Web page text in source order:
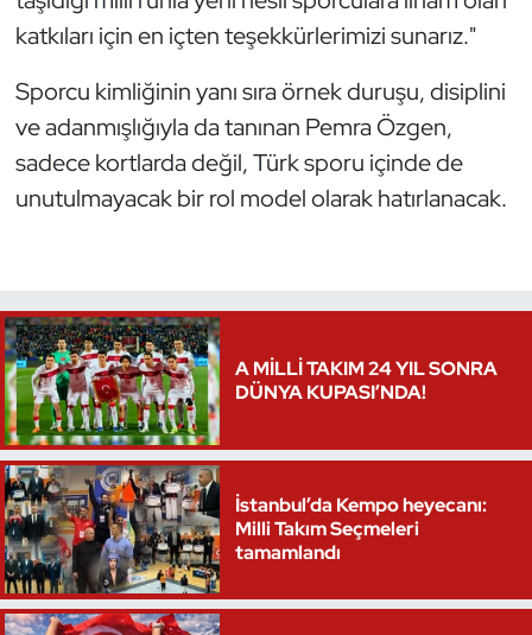
katkıları için en içten teşekkürlerimizi sunarız."
Sporcu kimliğinin yanı sıra örnek duruşu, disiplini
ve adanmışlığıyla da tanınan Pemra Özgen,
sadece kortlarda değil, Türk sporu içinde de
unutulmayacak bir rol model olarak hatırlanacak.
A MİLLİ TAKIM 24 YIL SONRA
DÜNYA KUPASI’NDA!
İstanbul’da Kempo heyecanı:
Milli Takım Seçmeleri
tamamlandı
Triatlon
Voleybol
Vücut Geliştirme Fitness
Yüzme